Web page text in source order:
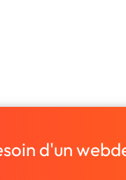
d'un